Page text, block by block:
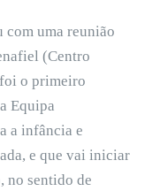
com uma reunião
(Centro
o primeiro
Equipa
a infância e
e que vai iniciar
no sentido de